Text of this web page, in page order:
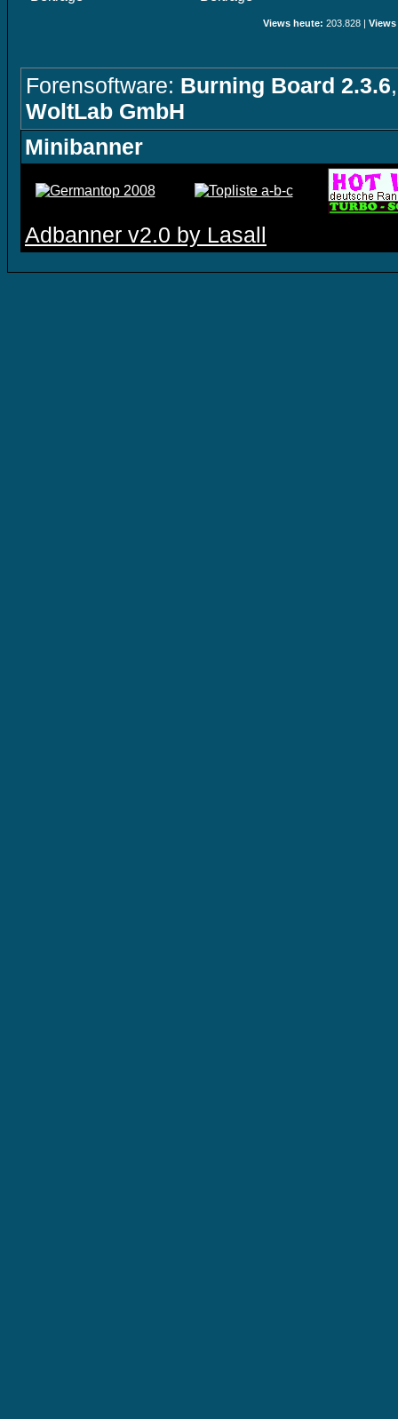
Views heute: 203.828 |
Forensoftware: Burning Board 2.3.6
WoltLab GmbH
Minibanner
Adbanner v2.0 by Lasall